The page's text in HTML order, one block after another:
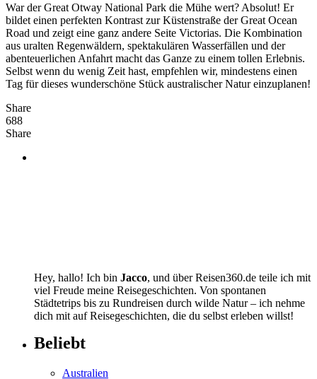
War der Great Otway National Park die Mühe wert? Absolut! Er
bildet einen perfekten Kontrast zur Küstenstraße der Great Ocean
Road und zeigt eine ganz andere Seite Victorias. Die Kombination
aus uralten Regenwäldern, spektakulären Wasserfällen und der
abenteuerlichen Anfahrt macht das Ganze zu einem tollen Erlebnis.
Selbst wenn du wenig Zeit hast, empfehlen wir, mindestens einen
Tag für dieses wunderschöne Stück australischer Natur einzuplanen!
Share
688
Share
Hey, hallo! Ich bin Jacco, und über Reisen360.de teile ich mit
viel Freude meine Reisegeschichten. Von spontanen
Städtetrips bis zu Rundreisen durch wilde Natur – ich nehme
dich mit auf Reisegeschichten, die du selbst erleben willst!
Beliebt
Australien